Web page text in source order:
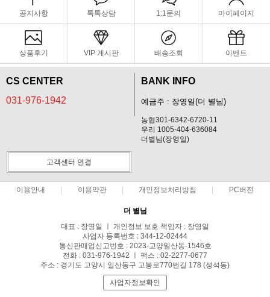
공지사항 톡톡상담 1:1문의 마이페이지
상품후기 VIP 게시판 배송조회 이벤트
CS CENTER
031-976-1942
BANK INFO
예금주 : 장영일(더 별님)
농협301-6342-6720-11
우리 1005-404-636084
더별님(장영일)
고객센터 연결
이용안내 이용약관 개인정보처리방침 PC버전
더 별님
대표 : 장영일 ㅣ 개인정보 보호 책임자 : 장영일
사업자 등록번호 : 344-12-02444
통신판매업신고번호 : 2023-고양일산동-1546호
전화 : 031-976-1942 ㅣ 팩스 : 02-2277-0677
주소 : 경기도 고양시 일산동구 고봉로770번길 178 (성석동)
사업자정보확인